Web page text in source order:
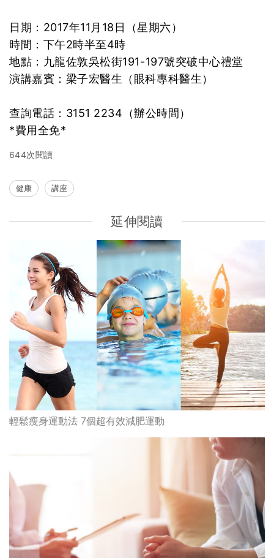
日期：2017年11月18日（星期六）
時間：下午2時半至4時
地點：九龍佐敦吳松街191-197號突破中心禮堂
演講嘉賓：梁子宏醫生（眼科專科醫生）
查詢電話：3151 2234（辦公時間）
*費用全免*
644次閱讀
健康 講座
延伸閱讀
輕鬆瘦身運動法 7個超有效減肥運動